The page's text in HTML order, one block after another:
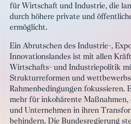
für Wirtschaft und Industrie, die
durch höhere private und
ermöglicht.
Ein Abrutschen des Industrie-,
Innovationslandes ist mit allen
Wirtschafts- und Industriepolitik
Strukturreformen und
Rahmenbedingungen fokussieren.
mehr für inkohärente
und Unternehmen in ihren
behindern. Die Bundesregierung